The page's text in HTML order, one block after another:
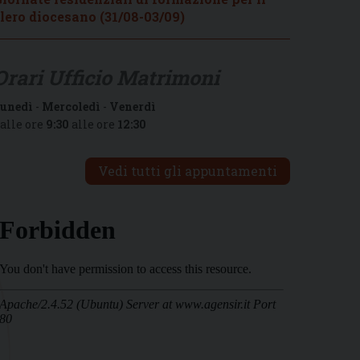
diocesano (31/08-03/09)
- Mercoledì - Venerdì
ore 9:30 alle ore 12:30
Vedi tutti gli appuntamenti